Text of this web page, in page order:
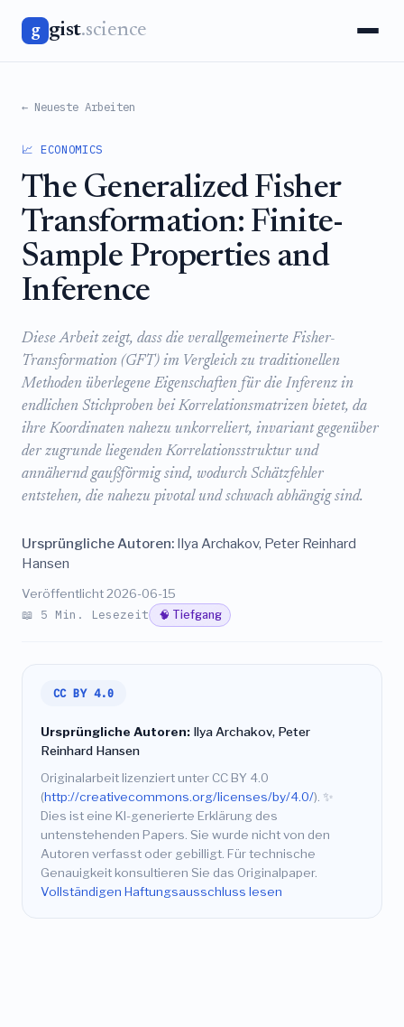
g gist.science
← Neueste Arbeiten
📈 ECONOMICS
The Generalized Fisher
Transformation: Finite-
Sample Properties and
Inference
Diese Arbeit zeigt, dass die verallgemeinerte Fisher-
Transformation (GFT) im Vergleich zu traditionellen
Methoden überlegene Eigenschaften für die Inferenz in
endlichen Stichproben bei Korrelationsmatrizen bietet, da
ihre Koordinaten nahezu unkorreliert, invariant gegenüber
der zugrunde liegenden Korrelationsstruktur und
annähernd gaußförmig sind, wodurch Schätzfehler
entstehen, die nahezu pivotal und schwach abhängig sind.
Ursprüngliche Autoren: Ilya Archakov, Peter Reinhard
Hansen
Veröffentlicht 2026-06-15
📖 5 Min. Lesezeit 🧠 Tiefgang
CC BY 4.0
Ursprüngliche Autoren: Ilya Archakov, Peter
Reinhard Hansen
Originalarbeit lizenziert unter CC BY 4.0
(http://creativecommons.org/licenses/by/4.0/). ✨
Dies ist eine KI-generierte Erklärung des
untenstehenden Papers. Sie wurde nicht von den
Autoren verfasst oder gebilligt. Für technische
Genauigkeit konsultieren Sie das Originalpaper.
Vollständigen Haftungsausschluss lesen